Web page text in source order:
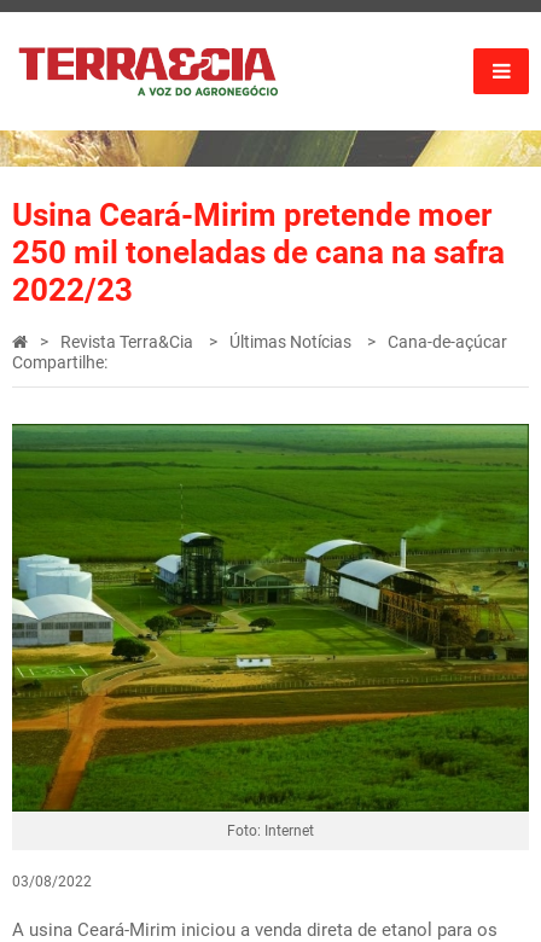
Usina Ceará-Mirim pretende moer
250 mil toneladas de cana na safra
2022/23
Revista Terra&Cia Últimas Notícias
Cana-de-açúcar
Compartilhe:
Foto: Internet
03/08/2022
A usina Ceará-Mirim iniciou a venda direta de etanol para os